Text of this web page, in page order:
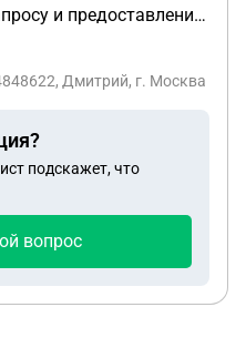
и предоставлению
и документов, в
тем что я не
ли отказ
Дмитрий, г. Москва
подскажет, что
вопрос